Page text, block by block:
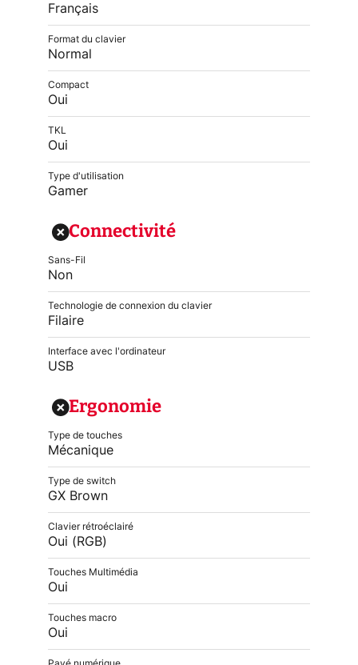
Français
Format du clavier
Normal
Compact
Oui
TKL
Oui
Type d'utilisation
Gamer
Connectivité
Sans-Fil
Non
Technologie de connexion du clavier
Filaire
Interface avec l'ordinateur
USB
Ergonomie
Type de touches
Mécanique
Type de switch
GX Brown
Clavier rétroéclairé
Oui (RGB)
Touches Multimédia
Oui
Touches macro
Oui